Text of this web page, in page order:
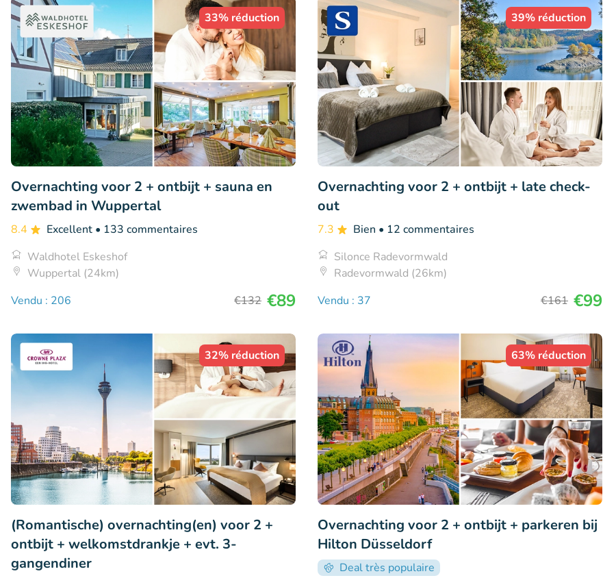
33% réduction
Overnachting voor 2 + ontbijt + sauna en
zwembad in Wuppertal
8.4 Excellent • 133 commentaires
Waldhotel Eskeshof
Wuppertal (24km)
Vendu : 206
€132 €89
39% réduction
Overnachting voor 2 + ontbijt + late check-
out
7.3 Bien • 12 commentaires
Silonce Radevormwald
Radevormwald (26km)
Vendu : 37
€161 €99
32% réduction
(Romantische) overnachting(en) voor 2 +
ontbijt + welkomstdrankje + evt. 3-
gangendiner
63% réduction
Overnachting voor 2 + ontbijt + parkeren bij
Hilton Düsseldorf
Deal très populaire